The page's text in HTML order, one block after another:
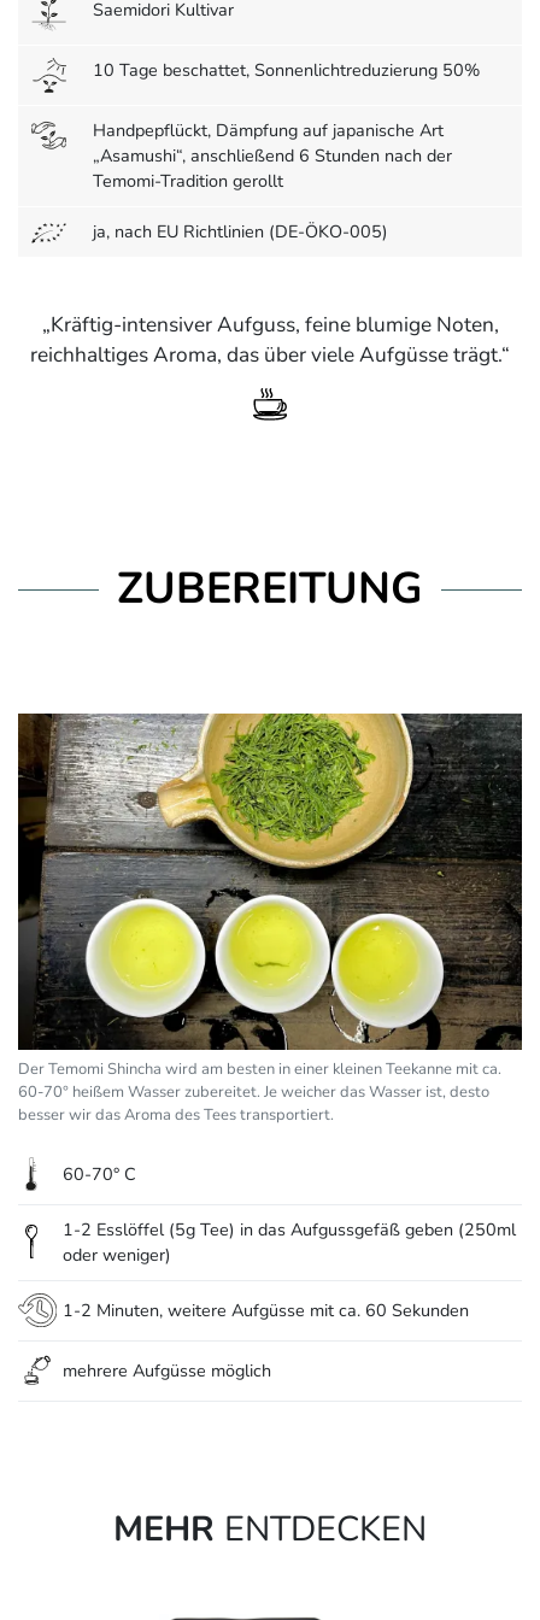
Saemidori Kultivar
10 Tage beschattet, Sonnenlichtreduzierung 50%
Handpepflückt, Dämpfung auf japanische Art
„Asamushi“, anschließend 6 Stunden nach der
Temomi-Tradition gerollt
ja, nach EU Richtlinien (DE-ÖKO-005)
Kräftig-intensiver Aufguss, feine blumige Noten,
reichhaltiges Aroma, das über viele Aufgüsse trägt.
ZUBEREITUNG
Der Temomi Shincha wird am besten in einer kleinen Teekanne mit ca.
60-70° heißem Wasser zubereitet. Je weicher das Wasser ist, desto
besser wir das Aroma des Tees transportiert.
60-70° C
1-2 Esslöffel (5g Tee) in das Aufgussgefäß geben (250ml
oder weniger)
1-2 Minuten, weitere Aufgüsse mit ca. 60 Sekunden
mehrere Aufgüsse möglich
MEHR ENTDECKEN